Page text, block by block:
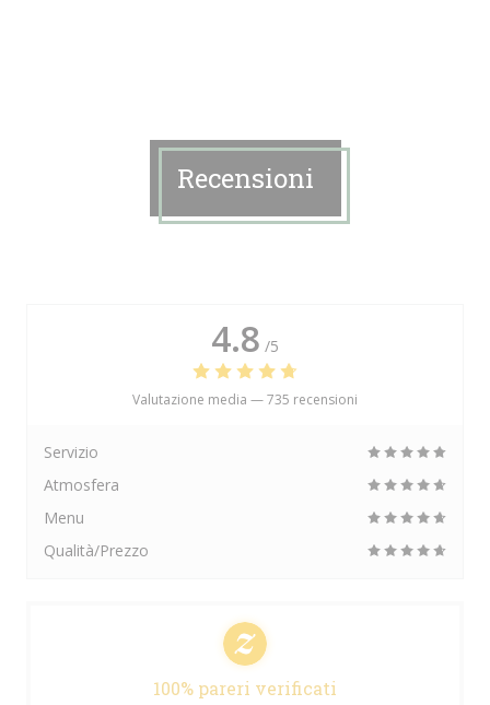
Recensioni
4.8 /5
Valutazione media —735 recensioni
Servizio
Atmosfera
Menu
Qualità/Prezzo
100% pareri verificati